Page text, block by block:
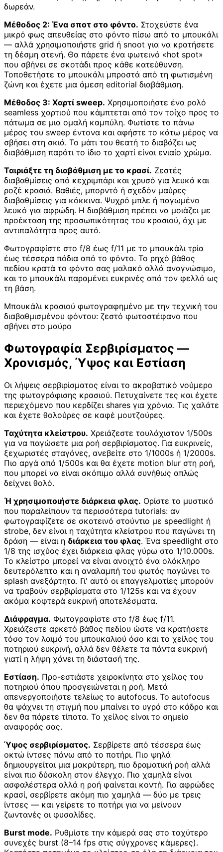
δωρεάν.
Μέθοδος 2: Ένα σποτ στο φόντο. Στοχεύστε ένα
μικρό φως απευθείας στο φόντο πίσω από το μπουκάλι
— αλλά χρησιμοποιήστε grid ή snoot για να κρατήσετε
τη δέσμη στενή. Θα πάρετε ένα φωτεινό «hot spot»
που σβήνει σε σκοτάδι προς κάθε κατεύθυνση.
Τοποθετήστε το μπουκάλι μπροστά από τη φωτισμένη
ζώνη και έχετε μια άμεση editorial διαβάθμιση.
Μέθοδος 3: Χαρτί sweep. Χρησιμοποιήστε ένα ρολό
seamless χαρτιού που κάμπτεται από τον τοίχο προς το
πάτωμα σε μια ομαλή καμπύλη. Φωτίστε το πάνω
μέρος του sweep έντονα και αφήστε το κάτω μέρος να
σβήσει στη σκιά. Το μάτι του θεατή το διαβάζει ως
διαβάθμιση παρότι το ίδιο το χαρτί είναι ενιαίο χρώμα.
Ταιριάξτε τη διαβάθμιση με το κρασί. Ζεστές
διαβαθμίσεις από κεχριμπάρι και χρυσό για λευκά και
ροζέ κρασιά. Βαθιές, μπορντό ή σχεδόν μαύρες
διαβαθμίσεις για κόκκινα. Ψυχρό μπλε ή παγωμένο
λευκό για αφρώδη. Η διαβάθμιση πρέπει να μοιάζει με
προέκταση της προσωπικότητας του κρασιού, όχι με
αντιπαλότητα προς αυτό.
Φωτογραφίστε στο f/8 έως f/11 με το μπουκάλι τρία
έως τέσσερα πόδια από το φόντο. Το ρηχό βάθος
πεδίου κρατά το φόντο σας μαλακό αλλά αναγνώσιμο,
και το μπουκάλι παραμένει ευκρινές από τον φελλό ως
τη βάση.
Μπουκάλι κρασιού φωτογραφημένο με την τεχνική του
διαβαθμισμένου φόντου: ζεστό φωτοστέφανο που
σβήνει στο μαύρο
Φωτογραφία Σερβιρίσματος —
Χρονισμός, Ύψος και Εστίαση
Οι λήψεις σερβιρίσματος είναι το ακροβατικό νούμερο
της φωτογράφισης κρασιού. Πετυχαίνετε τες και έχετε
περιεχόμενο που κερδίζει shares για χρόνια. Τις χαλάτε
και έχετε θολούρες σε καφέ μουτζούρες.
Ταχύτητα κλείστρου. Χρειάζεστε τουλάχιστον 1/500s
για να παγώσετε μια ροή σερβιρίσματος. Για ευκρινείς,
ξεχωριστές σταγόνες, ανεβείτε στο 1/1000s ή 1/2000s.
Πιο αργά από 1/500s και θα έχετε motion blur στη ροή,
που μπορεί να είναι σκόπιμο αλλά συνήθως απλώς
δείχνει θολό.
Ή χρησιμοποιήστε διάρκεια φλας. Ορίστε το μυστικό
που παραλείπουν τα περισσότερα tutorials: αν
φωτογραφίζετε σε σκοτεινό στούντιο με speedlight ή
strobe, δεν είναι η ταχύτητα κλείστρου που παγώνει τη
δράση — είναι η διάρκεια του φλας. Ένα speedlight στο
1/8 της ισχύος έχει διάρκεια φλας γύρω στο 1/10.000s.
Το κλείστρο μπορεί να είναι ανοιχτό ένα ολόκληρο
δευτερόλεπτο και η αναλαμπή του φωτός παγώνει το
splash ανεξάρτητα. Γι' αυτό οι επαγγελματίες μπορούν
να τραβούν σερβιρίσματα στο 1/125s και να έχουν
ακόμα κοφτερά ευκρινή αποτελέσματα.
Διάφραγμα. Φωτογραφίστε στο f/8 έως f/11.
Χρειάζεστε αρκετό βάθος πεδίου ώστε να κρατήσετε
τόσο τον λαιμό του μπουκαλιού όσο και το χείλος του
ποτηριού ευκρινή, αλλά δεν θέλετε τα πάντα ευκρινή
γιατί η λήψη χάνει τη διάστασή της.
Εστίαση. Προ-εστιάστε χειροκίνητα στο χείλος του
ποτηριού όπου προσγειώνεται η ροή. Μετά
απενεργοποιήστε τελείως το autofocus. Το autofocus
θα ψάχνει τη στιγμή που μπαίνει το υγρό στο κάδρο και
δεν θα πάρετε τίποτα. Το χείλος είναι το σημείο
αναφοράς σας.
Ύψος σερβιρίσματος. Σερβίρετε από τέσσερα έως
οκτώ ίντσες πάνω από το ποτήρι. Πιο ψηλά
δημιουργείται μια μακρύτερη, πιο δραματική ροή αλλά
είναι πιο δύσκολη στον έλεγχο. Πιο χαμηλά είναι
ασφαλέστερα αλλά η ροή φαίνεται κοντή. Για αφρώδες
κρασί, σερβίρετε ακόμη πιο χαμηλά — δύο με τρεις
ίντσες — και γείρετε το ποτήρι για να μείνουν
ζωντανές οι φυσαλίδες.
Burst mode. Ρυθμίστε την κάμερά σας στο ταχύτερο
συνεχές burst (8–14 fps στις σύγχρονες κάμερες).